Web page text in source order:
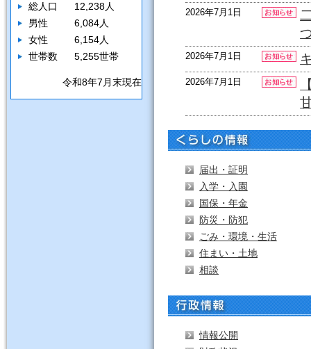
総人口
12,238人
男性
6,084人
女性
6,154人
世帯数
5,255世帯
令和8年7月末現在
2026年7月1日
2026年7月1日
2026年7月1日
届出・証明
入学・入園
国保・年金
防災・防犯
ごみ・環境・生活
住まい・土地
相談
情報公開